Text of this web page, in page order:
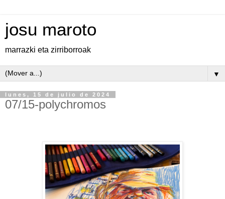
josu maroto
marrazki eta zirriborroak
▼
lunes, 15 de julio de 2024
07/15-polychromos